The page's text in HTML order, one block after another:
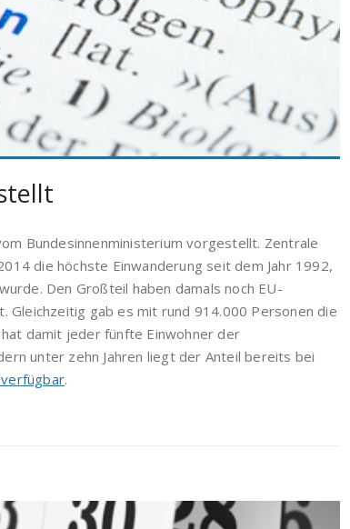
Bundesinnenministerium vorgestellt. Zentrale
die höchste Einwanderung seit dem Jahr 1992,
Den Großteil haben damals noch EU-
Gleichzeitig gab es mit rund 914.000 Personen die
damit jeder fünfte Einwohner der
unter zehn Jahren liegt der Anteil bereits bei
.